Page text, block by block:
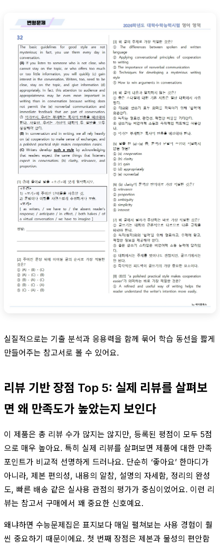
실질적으로는 기출 분석과 응용력을 함께 묶어 학습 동선을 짧게
만들어주는 참고서로 볼 수 있어요.
리뷰 기반 장점 Top 5: 실제 리뷰를 살펴보
면 왜 만족도가 높았는지 보인다
이 제품은 총 리뷰 수가 많지는 않지만, 등록된 평점이 모두 5점
으로 매우 높아요. 특히 실제 리뷰를 살펴보면 제품에 대한 만족
포인트가 비교적 선명하게 드러나요. 단순히 ‘좋아요’ 한마디가
아니라, 제본 편의성, 내용의 알참, 설명의 자세함, 정리의 완성
도, 빠른 배송 같은 실사용 관점의 평가가 중심이었어요. 이런 리
뷰는 참고서 구매에서 꽤 중요한 신호예요.
왜냐하면 수능문제집은 표지보다 매일 펼쳐보는 사용 경험이 훨
씬 중요하기 때문이에요. 첫 번째 장점은 제본과 물성의 편안함